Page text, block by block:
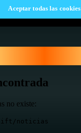
no existe:
noticias
Aceptar todas las cookies